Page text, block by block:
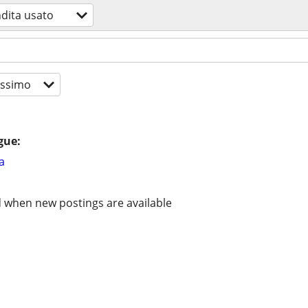
usato
new postings are available